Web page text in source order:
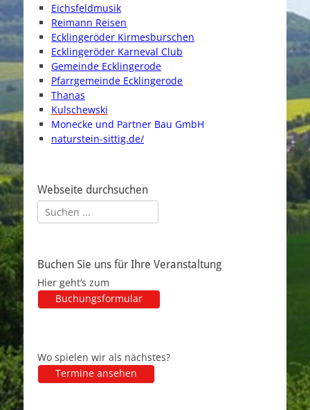
Eichsfeldmusik
Reimann Reisen
Ecklingeröder Kirmesburschen
Ecklingeröder Karneval Club
Gemeinde Ecklingerode
Pfarrgemeinde Ecklingerode
Thanas
Kulschewski
Monecke und Partner Bau GmbH
naturstein-sittig.de/
Webseite durchsuchen
Suchen
nach:
Buchen Sie uns für Ihre Veranstaltung
Hier geht’s zum
Buchungsformular
Wo spielen wir als nächstes?
Termine ansehen